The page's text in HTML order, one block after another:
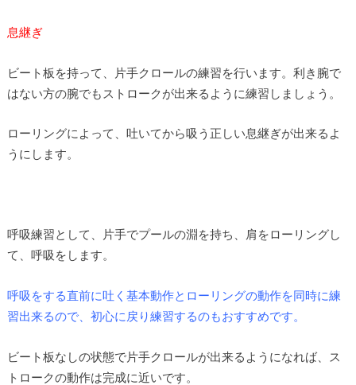
息継ぎ
ビート板を持って、片手クロールの練習を行います。利き腕で
はない方の腕でもストロークが出来るように練習しましょう。
ローリングによって、吐いてから吸う正しい息継ぎが出来るよ
うにします。
呼吸練習として、片手でプールの淵を持ち、肩をローリングし
て、呼吸をします。
呼吸をする直前に吐く基本動作とローリングの動作を同時に練
習出来るので、初心に戻り練習するのもおすすめです。
ビート板なしの状態で片手クロールが出来るようになれば、ス
トロークの動作は完成に近いです。